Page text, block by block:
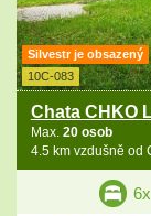
Silvestr je obsazený
10C-083
Chata CHKO
Max. 20 osob
4.5 km vzdušně od
6x